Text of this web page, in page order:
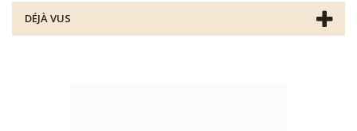
DÉJÀ VUS